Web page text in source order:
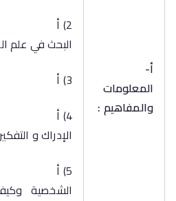
أ‌-
المعلومات
والمفاهيم :
2) أ
البحث في علم
3) أ عملية التعلم
4) أ شرح
الإدراك و
5) أ
الشخصية